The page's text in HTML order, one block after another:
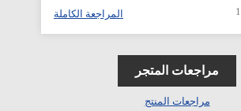
1 المراجعة الكاملة
مراجعات المتجر
مراجعات المنتج